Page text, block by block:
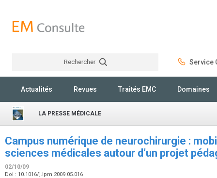
Rechercher Service
Actualités Revues Traités EMC Domaines
LA PRESSE MÉDICALE
Campus numérique de neurochirurgie :
sciences médicales autour d’un projet
02/10/09
Doi : 10.1016/j.lpm.2009.05.016